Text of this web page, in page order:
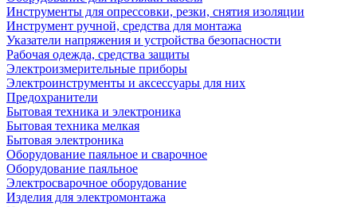
Инструменты для опрессовки, резки, снятия изоляции
Инструмент ручной, средства для монтажа
Указатели напряжения и устройства безопасности
Рабочая одежда, средства защиты
Электроизмерительные приборы
Электроинструменты и аксессуары для них
Предохранители
Бытовая техника и электроника
Бытовая техника мелкая
Бытовая электроника
Оборудование паяльное и сварочное
Оборудование паяльное
Электросварочное оборудование
Изделия для электромонтажа